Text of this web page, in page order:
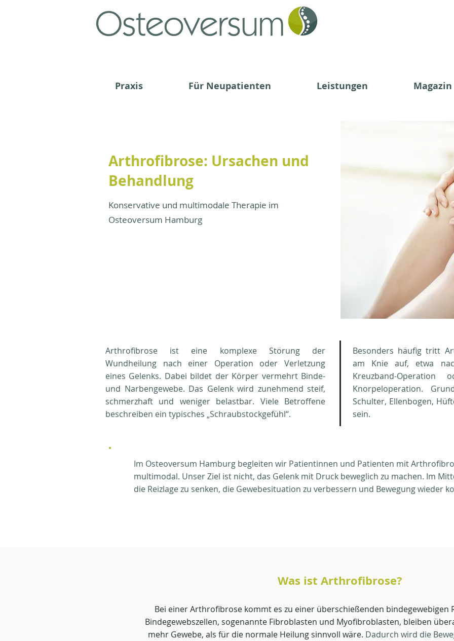
Praxis Für Neupatienten Leistungen Magazin
Arthrofibrose: Ursachen und
Behandlung
Konservative und multimodale Therapie im
Osteoversum Hamburg
Arthrofibrose ist eine komplexe Störung der
Wundheilung nach einer Operation oder Verletzung
eines Gelenks. Dabei bildet der Körper vermehrt Binde-
und Narbengewebe. Das Gelenk wird zunehmend steif,
schmerzhaft und weniger belastbar. Viele Betroffene
beschreiben ein typisches „Schraubstockgefühl“.
Besonders häufig tritt
am Knie auf, etwa
Kreuzband-
Knorpeloperation.
Schulter, Ellenbogen,
sein.
​Im Osteoversum Hamburg begleiten wir Patientinnen und Patienten mit
multimodal. Unser Ziel ist nicht, das Gelenk mit Druck beweglich zu machen. Im
die Reizlage zu senken, die Gewebesituation zu verbessern und Bewegung wieder
Was ist Arthrofibrose?
Bei einer Arthrofibrose kommt es zu einer überschießenden bindegewebigen
Bindegewebszellen, sogenannte Fibroblasten und Myofibroblasten, bleiben
mehr Gewebe, als für die normale Heilung sinnvoll wäre. Dadurch wird die